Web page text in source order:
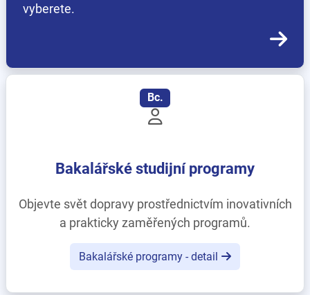
vyberete.
Bc.
Bakalářské studijní programy
Objevte svět dopravy prostřednictvím inovativních
a prakticky zaměřených programů.
Bakalářské programy - detail